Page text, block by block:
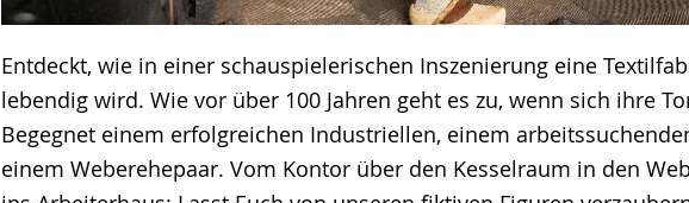
Entdeckt, wie in einer schauspielerischen Inszenierung eine
lebendig wird. Wie vor über 100 Jahren geht es zu, wenn sich ihre
Begegnet einem erfolgreichen Industriellen, einem
einem Weberehepaar. Vom Kontor über den Kesselraum in den